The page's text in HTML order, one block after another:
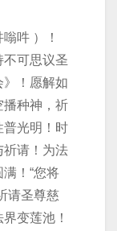
吽 ）！
不可思议圣
！愿解如
播种神，祈
普光明！时
祈请！为法
！“您将
请圣尊慈
变莲池！